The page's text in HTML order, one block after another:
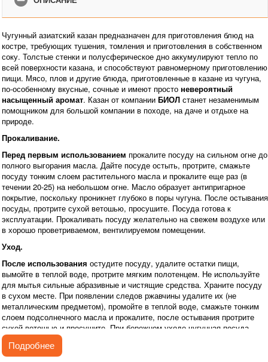
Чугунный азиатский казан предназначен для приготовления блюд на
костре, требующих тушения, томления и приготовления в собственном
соку. Толстые стенки и полусферическое дно аккумулируют тепло по
всей поверхности казана, и способствуют равномерному приготовлению
пищи. Мясо, плов и другие блюда, приготовленные в казане из чугуна,
по-особенному вкусные, сочные и имеют просто невероятный
насыщенный аромат. Казан от компании БИОЛ станет незаменимым
помощником для большой компании в походе, на даче и отдыхе на
природе.
Прокаливание.
Перед первым использованием прокалите посуду на сильном огне до
полного выгорания масла. Дайте посуде остыть, протрите, смажьте
посуду тонким слоем растительного масла и прокалите еще раз (в
течении 20-25) на небольшом огне. Масло образует антипригарное
покрытие, поскольку проникнет глубоко в поры чугуна. После остывания
посуды, протрите сухой ветошью, просушите. Посуда готова к
эксплуатации. Прокаливать посуду желательно на свежем воздухе или
в хорошо проветриваемом, вентилируемом помещении.
Уход.
После использования остудите посуду, удалите остатки пищи,
вымойте в теплой воде, протрите мягким полотенцем. Не используйте
для мытья сильные абразивные и чистящие средства. Храните посуду
в сухом месте. При появлении следов ржавчины удалите их (не
металлическим предметом), промойте в теплой воде, смажьте тонким
слоем подсолнечного масла и прокалите, после остывания протрите
сухой ветошью и просушите. При бережном уходе чугунная посуда
прослужит вам очень долго!
Преимущества:
Подробнее